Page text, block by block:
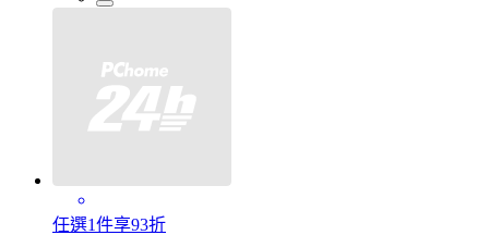
任選1件享93折